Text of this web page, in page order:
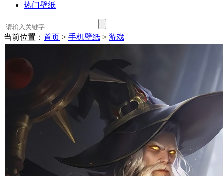
热门壁纸
当前位置： 首页 > 手机壁纸 > 游戏